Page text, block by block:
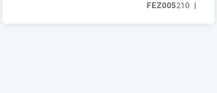
FEZ005210 |